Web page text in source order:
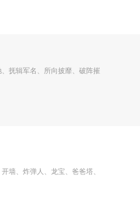
抚辑军名、所向披靡、破阵摧
墙、炸弹人、龙宝、爸爸塔、